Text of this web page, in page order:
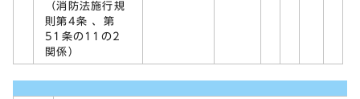
（消防法施行規
則第4条 、第
51条の11の2
関係）